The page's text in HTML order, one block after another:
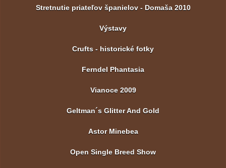
Stretnutie priateľov španielov - Domaša 2010
Výstavy
Crufts - historické fotky
Ferndel Phantasia
Vianoce 2009
Geltman´s Glitter And Gold
Astor Minebea
Open Single Breed Show